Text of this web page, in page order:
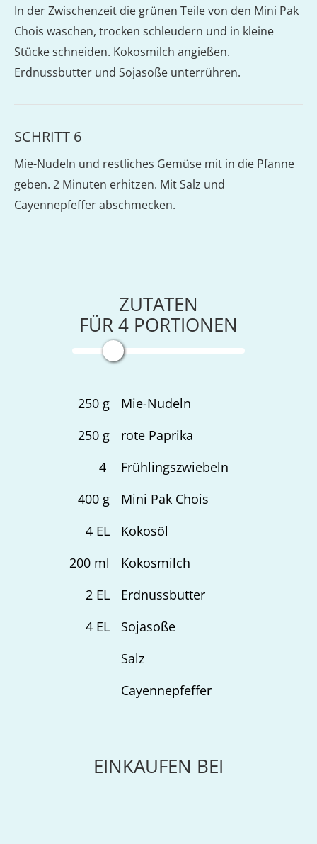
In der Zwischenzeit die grünen Teile von den Mini Pak
Chois waschen, trocken schleudern und in kleine
Stücke schneiden. Kokosmilch angießen.
Erdnussbutter und Sojasoße unterrühren.
SCHRITT 6
Mie-Nudeln und restliches Gemüse mit in die Pfanne
geben. 2 Minuten erhitzen. Mit Salz und
Cayennepfeffer abschmecken.
ZUTATEN
FÜR4 PORTIONEN
250g
Mie-Nudeln
250g
rote Paprika
4
Frühlingszwiebeln
400g
Mini Pak Chois
4EL
Kokosöl
200ml
Kokosmilch
2EL
Erdnussbutter
4EL
Sojasoße
Salz
Cayennepfeffer
EINKAUFEN BEI